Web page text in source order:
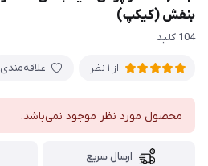
بنفش (کیکپ)
104 کلید
از 1 نظر علاقه‌مندی
محصول مورد نظر موجود نمی‌باشد.
ارسال سریع